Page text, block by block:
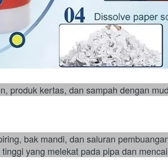
produk kertas, dan sampah dengan
bak mandi, dan saluran
yang melekat pada pipa dan